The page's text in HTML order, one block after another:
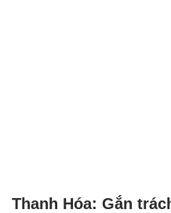
Thanh Hóa: Gắn